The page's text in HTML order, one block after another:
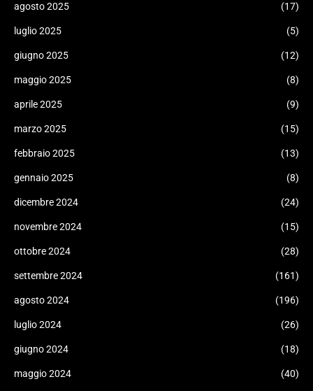
agosto 2025 (17)
luglio 2025 (5)
giugno 2025 (12)
maggio 2025 (8)
aprile 2025 (9)
marzo 2025 (15)
febbraio 2025 (13)
gennaio 2025 (8)
dicembre 2024 (24)
novembre 2024 (15)
ottobre 2024 (28)
settembre 2024 (161)
agosto 2024 (196)
luglio 2024 (26)
giugno 2024 (18)
maggio 2024 (40)